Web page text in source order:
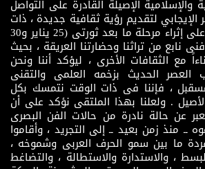
والإسلامية الإصيلة القادرة على التواصل
الإيجابي لتقديم رؤية ثقافية جديدة ، ذات
مضمون ثقافى قادر على إثراء مرحلة ما بعد ثورتى (25 يناير و30
نابع من تراثنا وحضارتنا العريقة ، بحيث
مع الثقافات الأخرى ، ليؤكد أننا ونحن
العصر الحديث بزخمه العلمى والتقنى
، فإننا فى ذات الوقت نتمسك بكل
الأصيل . ولعلنا بهذا الملتقى نؤكد على أن
عن حالة نادرة من حالات الفن البصرى
ــ منذ زمن بعيد ــ إلى التجريد ، وأقاموا
ما بين سمو الحرف العربى وشموخه ،
، والاستدارة والاستطالة ، والتضاغط